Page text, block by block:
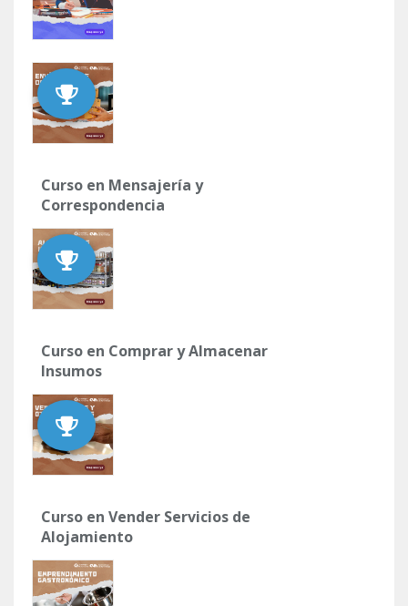
Curso en Mensajería y
Correspondencia
Curso en Comprar y Almacenar
Insumos
Curso en Vender Servicios de
Alojamiento